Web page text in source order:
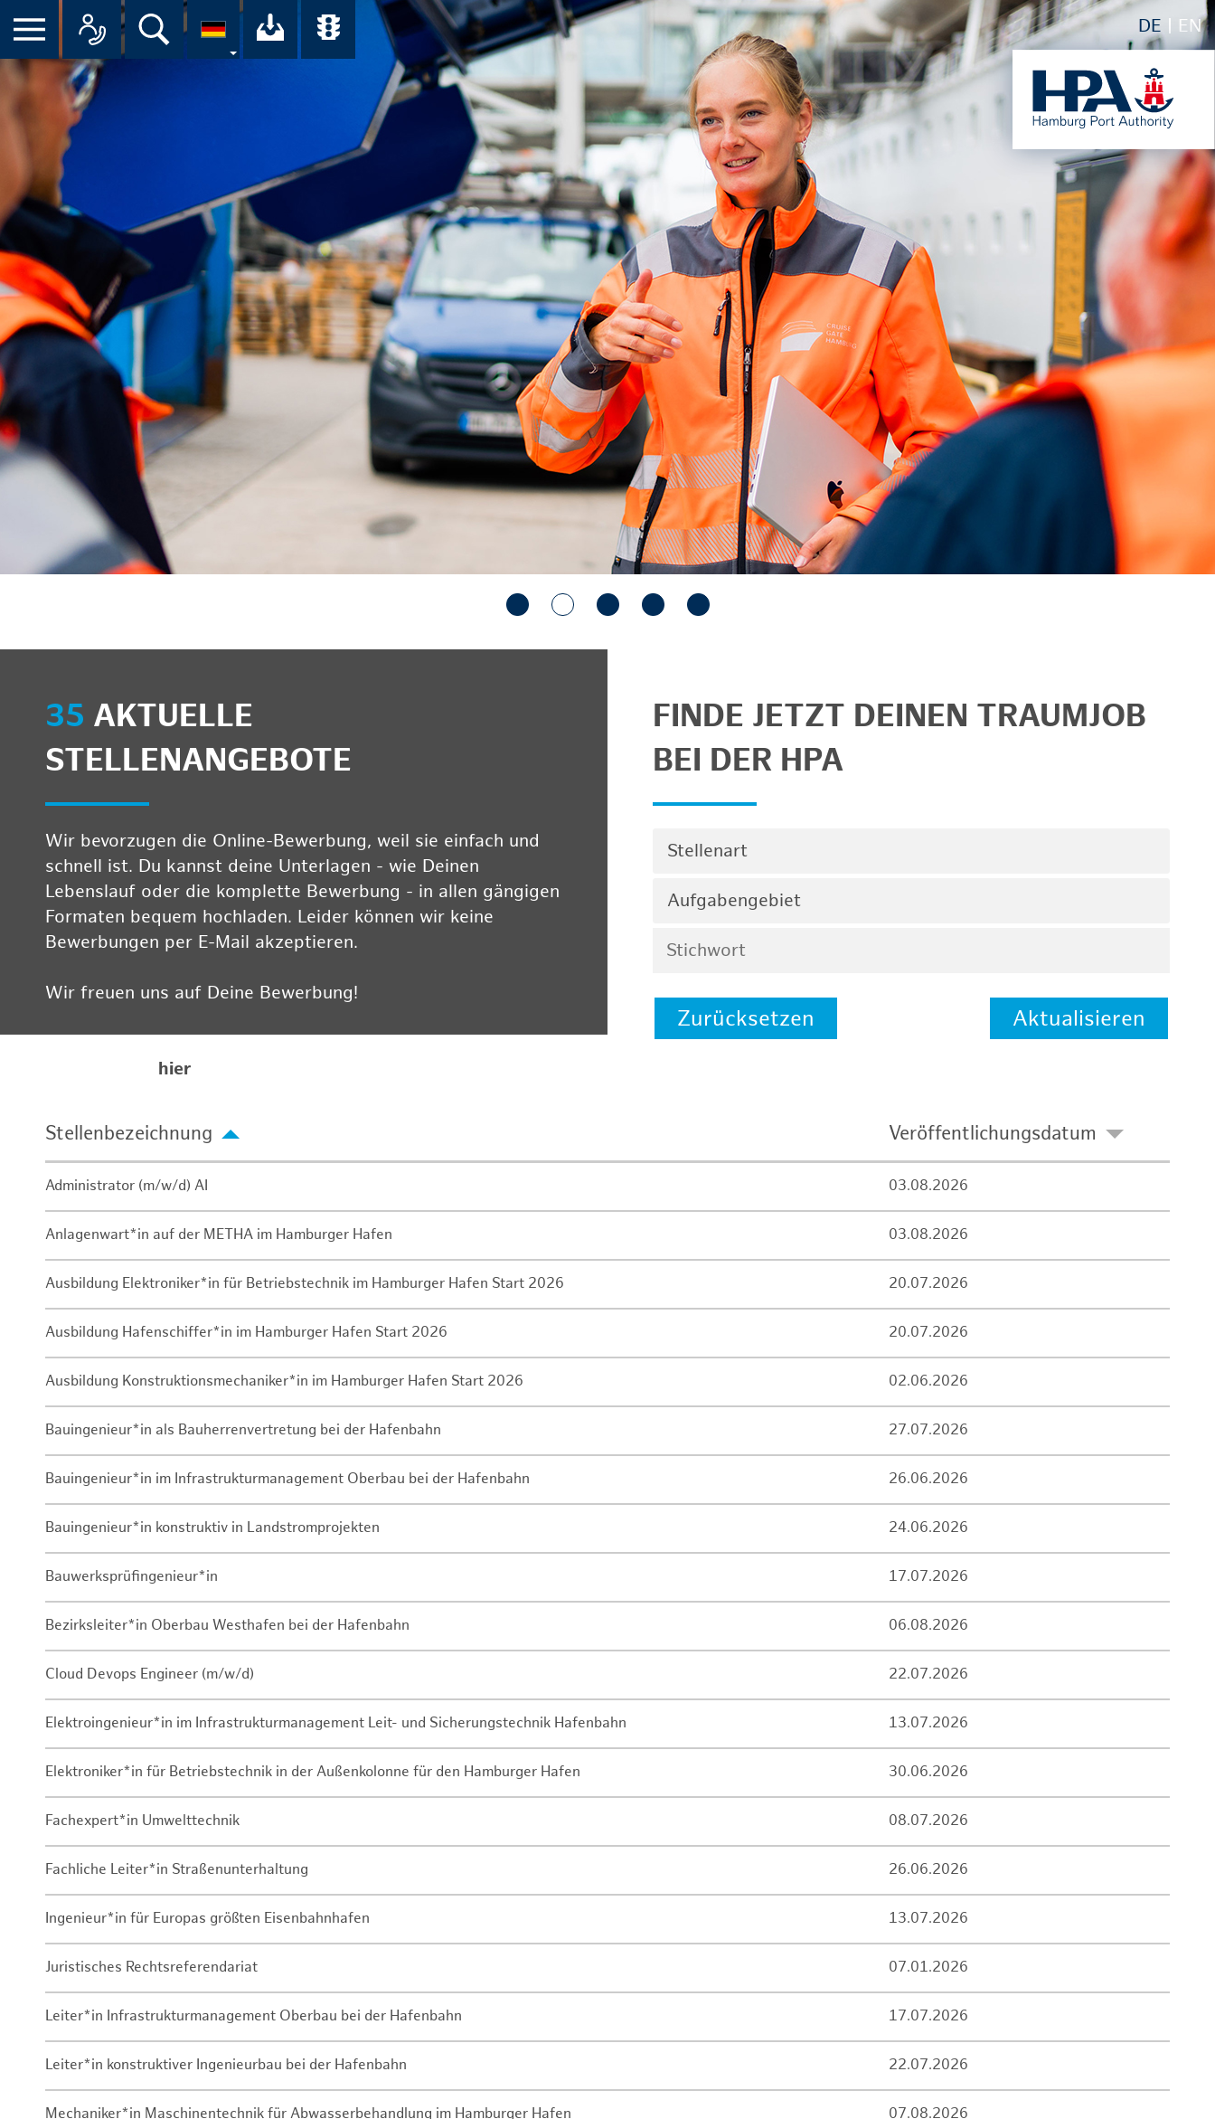
DE EN
Suche Ihr Download-Center der HPA
Übersicht aller Verkehrsmeldungen im Hafen am
35 AKTUELLE
STELLENANGEBOTE
Wir bevorzugen die Online-Bewerbung, weil sie einfach und
schnell ist. Du kannst deine Unterlagen - wie Deinen
Lebenslauf oder die komplette Bewerbung - in allen gängigen
Formaten bequem hochladen. Leider können wir keine
Bewerbungen per E-Mail akzeptieren.
Wir freuen uns auf Deine Bewerbung!
hier
FINDE JETZT DEINEN TRAUMJOB
BEI DER HPA
Stellenart
Aufgabengebiet
Zurücksetzen Aktualisieren
Stellenbezeichnung Veröffentlichungsdatum
Administrator (m/w/d) AI 03.08.2026
Anlagenwart*in auf der METHA im Hamburger Hafen 03.08.2026
Ausbildung Elektroniker*in für Betriebstechnik im Hamburger Hafen Start 2026 20.07.2026
Ausbildung Hafenschiffer*in im Hamburger Hafen Start 2026 20.07.2026
Ausbildung Konstruktionsmechaniker*in im Hamburger Hafen Start 2026 02.06.2026
Bauingenieur*in als Bauherrenvertretung bei der Hafenbahn 27.07.2026
Bauingenieur*in im Infrastrukturmanagement Oberbau bei der Hafenbahn 26.06.2026
Bauingenieur*in konstruktiv in Landstromprojekten 24.06.2026
Bauwerksprüfingenieur*in 17.07.2026
Bezirksleiter*in Oberbau Westhafen bei der Hafenbahn 06.08.2026
Cloud Devops Engineer (m/w/d) 22.07.2026
Elektroingenieur*in im Infrastrukturmanagement Leit- und Sicherungstechnik Hafenbahn 13.07.2026
Elektroniker*in für Betriebstechnik in der Außenkolonne für den Hamburger Hafen 30.06.2026
Fachexpert*in Umwelttechnik 08.07.2026
Fachliche Leiter*in Straßenunterhaltung 26.06.2026
Ingenieur*in für Europas größten Eisenbahnhafen 13.07.2026
Juristisches Rechtsreferendariat 07.01.2026
Leiter*in Infrastrukturmanagement Oberbau bei der Hafenbahn 17.07.2026
Leiter*in konstruktiver Ingenieurbau bei der Hafenbahn 22.07.2026
Mechaniker*in Maschinentechnik für Abwasserbehandlung im Hamburger Hafen 07.08.2026